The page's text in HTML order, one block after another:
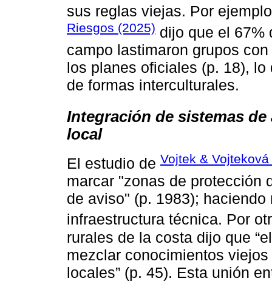
sus reglas viejas. Por
Riesgos (2025) dijo que el 67͏%
campo lastimaron grupos
los planes oficiales (p. ͏18),͏
de formas interculturales.
Integración de sistemas
local
El estudio de Vojtek &
marcar "zonas de protección
de aviso" (p. 1983);
infraestructura técnica. Por
rurales de la costa dijo que
mezclar conocimientos
locales” (p. 45). Esta unión